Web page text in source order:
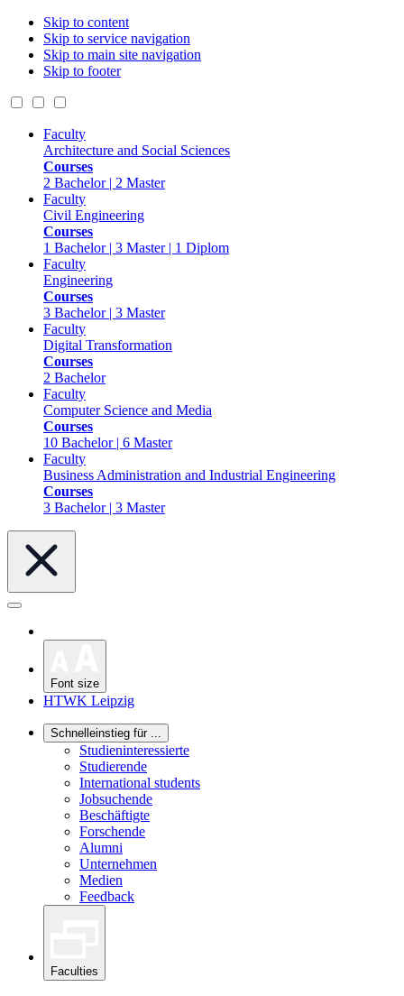
Skip to content
Skip to service navigation
Skip to main site navigation
Skip to footer
Faculty
Architecture and Social Sciences
Courses
2 Bachelor | 2 Master
Faculty
Civil Engineering
Courses
1 Bachelor | 3 Master | 1 Diplom
Faculty
Engineering
Courses
3 Bachelor | 3 Master
Faculty
Digital Transformation
Courses
2 Bachelor
Faculty
Computer Science and Media
Courses
10 Bachelor | 6 Master
Faculty
Business Administration and Industrial Engineering
Courses
3 Bachelor | 3 Master
Font size
HTWK Leipzig
Schnelleinstieg für ...
Studieninteressierte
Studierende
International students
Jobsuchende
Beschäftigte
Forschende
Alumni
Unternehmen
Medien
Feedback
Faculties